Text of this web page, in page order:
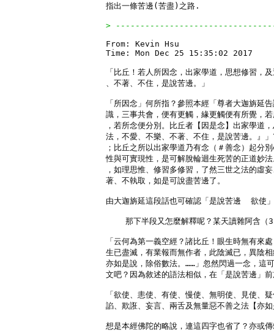
指出一條苦邊(苦盡)之路.
>
From: Kevin Hsu
Time: Mon Dec 25 15:35:02 2017
「比丘！若人所因念，出家學道，思想修習，
、不著、不住，是說苦邊。」
「所因念」何所指？參照本經「尊者大迦旃延
識，三事共會，便有更觸，緣更觸便有所覺，
，若所念便分別。比丘者【因是念】出家學道
法，不愛、不樂、不著、不住，是說苦邊。』
；比丘之所以出家學道乃有念（＃善念）起分
性與可實現性，是可解脫輪迴生死苦的正道妙
，如理思惟、修習多修習，了然三世之法的虛
著、不執取，如是可說盡苦邊了。
由大迦旃延這段話也可確認「是說苦邊  欲使
那下半段又怎麼解釋呢？某天讀雜阿含（
「云何為第一義空經？諸比丘！眼生時無有來
生已盡滅，有業報而無作者，此陰滅已，異陰
亦如是說，除俗數法。……」忽然閃過一念，這
文吧？因為敘述的語法相似，在「是說苦邊」
「欲使、恚使、有使、慢使、無明使、見使、
諂、欺誑、妄言、兩舌及無量惡不善之法【亦
想是本經佛陀的略說，連這四字也省了？亦或